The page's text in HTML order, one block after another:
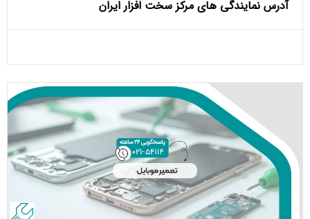
آدرس نمایندگی های مرکز سخت افزار ایران